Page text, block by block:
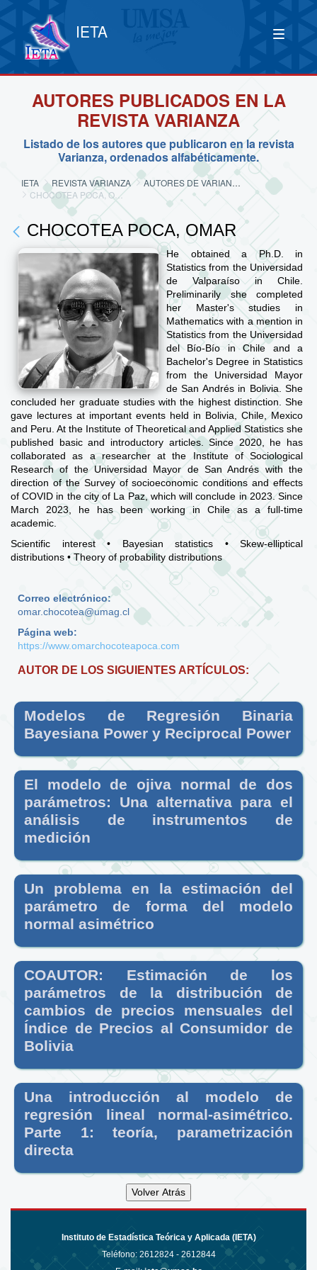
IETA
AUTORES PUBLICADOS EN LA
REVISTA VARIANZA
Listado de los autores que publicaron en la revista
Varianza, ordenados alfabéticamente.
IETA REVISTA VARIANZA
AUTORES DE VARIANZA
CHOCOTEA POCA, OMAR
CHOCOTEA POCA, OMAR
He obtained a Ph.D. in
Statistics from the Universidad
de Valparaíso in Chile.
Preliminarily she completed
her Master's studies in
Mathematics with a mention in
Statistics from the Universidad
del Bío-Bío in Chile and a
Bachelor's Degree in Statistics
from the Universidad Mayor
de San Andrés in Bolivia. She
concluded her graduate studies with the highest distinction. She
gave lectures at important events held in Bolivia, Chile, Mexico
and Peru. At the Institute of Theoretical and Applied Statistics she
published basic and introductory articles. Since 2020, he has
collaborated as a researcher at the Institute of Sociological
Research of the Universidad Mayor de San Andrés with the
direction of the Survey of socioeconomic conditions and effects
of COVID in the city of La Paz, which will conclude in 2023. Since
March 2023, he has been working in Chile as a full-time
academic.
Scientific interest • Bayesian statistics • Skew-elliptical
distributions • Theory of probability distributions
Correo electrónico:
omar.chocotea@umag.cl
Página web:
https://www.omarchocoteapoca.com
AUTOR DE LOS SIGUIENTES ARTÍCULOS:
Modelos de Regresión Binaria
Bayesiana Power y Reciprocal Power
El modelo de ojiva normal de dos
parámetros: Una alternativa para el
análisis de instrumentos de
medición
Un problema en la estimación del
parámetro de forma del modelo
normal asimétrico
COAUTOR: Estimación de los
parámetros de la distribución de
cambios de precios mensuales del
Índice de Precios al Consumidor de
Bolivia
Una introducción al modelo de
regresión lineal normal-asimétrico.
Parte 1: teoría, parametrización
directa
Instituto de Estadística Teórica y Aplicada (IETA)
Teléfono: 2612824 - 2612844